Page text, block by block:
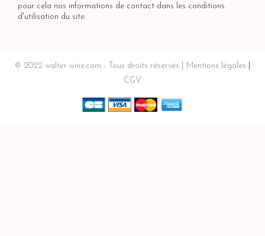
pour cela nos informations de contact dans les conditions
d'utilisation du site.
© 2022 walter-wine.com - Tous droits réservés
Mentions légales
CGV